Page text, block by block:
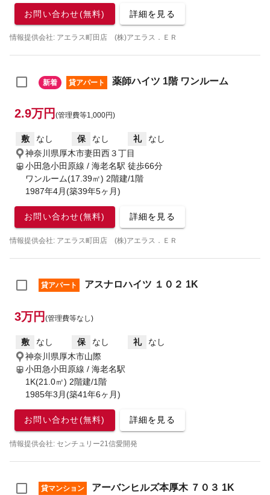
お問い合わせ(無料) 詳細を見る
情報提供会社: アエラス町田店 (株)アエラス．ＥＲ
新着 貸アパート 薬師ハイツ 1階 ワンルーム
2.9万円 (管理費等1,000円)
敷 なし 保 なし 礼
なし
神奈川県厚木市妻田西３丁目
小田急小田原線 / 海老名駅 徒歩66分
ワンルーム(17.39㎡) 2階建/1階
1987年4月(築39年5ヶ月)
お問い合わせ(無料) 詳細を見る
情報提供会社: アエラス町田店 (株)アエラス．ＥＲ
貸アパート アスナロハイツ １０２ 1K
3万円 (管理費等なし)
敷 なし 保 なし 礼
なし
神奈川県厚木市山際
小田急小田原線 / 海老名駅
1K(21.0㎡) 2階建/1階
1985年3月(築41年6ヶ月)
お問い合わせ(無料) 詳細を見る
情報提供会社: センチュリー21信愛開発
貸マンション アーバンヒルズ本厚木 ７０３ 1K